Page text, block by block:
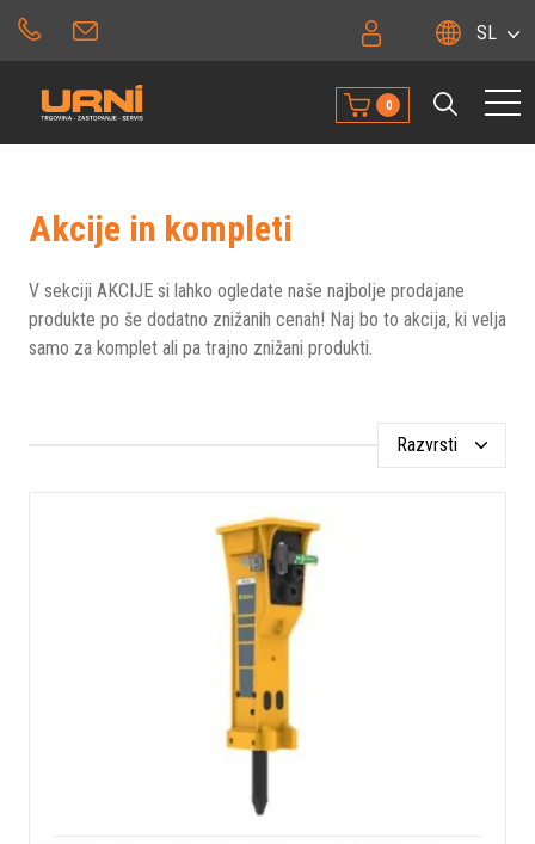
SL
0
Akcije in kompleti
V sekciji AKCIJE si lahko ogledate naše najbolje prodajane
produkte po še dodatno znižanih cenah! Naj bo to akcija, ki velja
samo za komplet ali pa trajno znižani produkti.
Razvrsti